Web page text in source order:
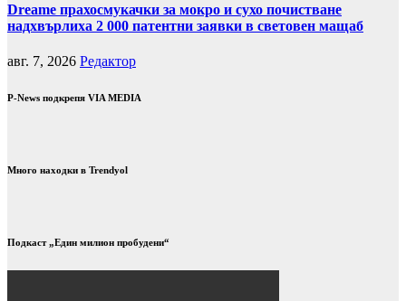
Dreame прахосмукачки за мокро и сухо почистване
надхвърлиха 2 000 патентни заявки в световен мащаб
авг. 7, 2026 Редактор
P-News подкрепя VIA MEDIA
Много находки в Trendyol
Подкаст „Един милион пробудени“